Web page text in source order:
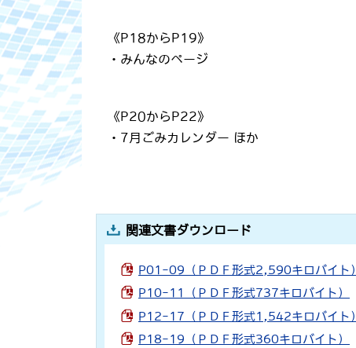
《P18からP19》
・みんなのページ
《P20からP22》
・7月ごみカレンダー ほか
関連文書ダウンロード
P01-09（ＰＤＦ形式2,590キロバイト）
P10-11（ＰＤＦ形式737キロバイト）
P12-17（ＰＤＦ形式1,542キロバイト）
P18-19（ＰＤＦ形式360キロバイト）